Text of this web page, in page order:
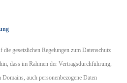
gesetzlichen Regelungen zum Datenschutz
dass im Rahmen der Vertragsdurchführung,
auch personenbezogene Daten